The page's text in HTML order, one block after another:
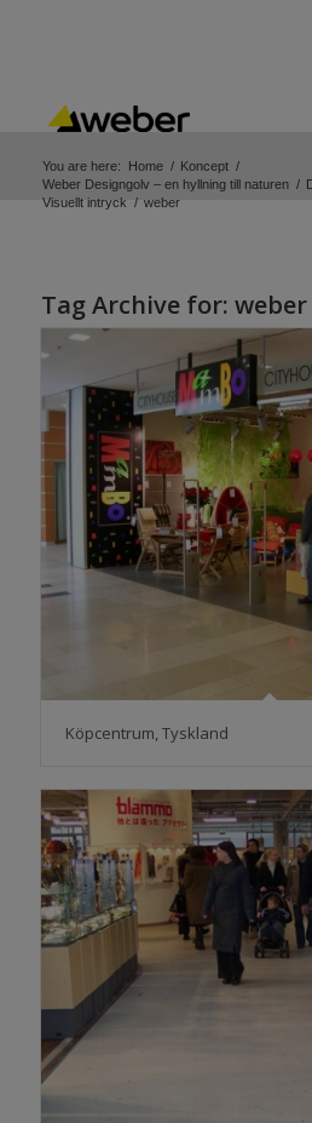
You are here: Home / Koncept /
Weber Designgolv – en hyllning till naturen /
Visuellt intryck / weber
Tag Archive for: weber
Köpcentrum, Tyskland